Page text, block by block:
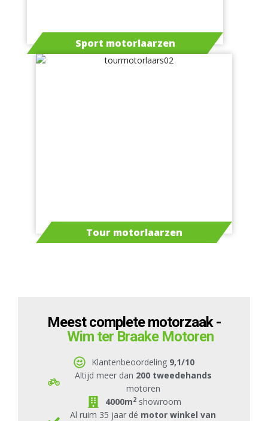
Sport motorlaarzen
Tour motorlaarzen
Meest complete motorzaak -
Wim ter Braake Motoren
Klantenbeoordeling 9,1/10
Altijd meer dan 200 tweedehands
motoren
4000m2showroom
Al ruim 35 jaar dé motor winkel van